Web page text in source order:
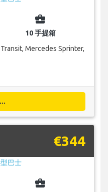
business_center
10 手提箱
Mercedes Sprinter,
€344
business_center